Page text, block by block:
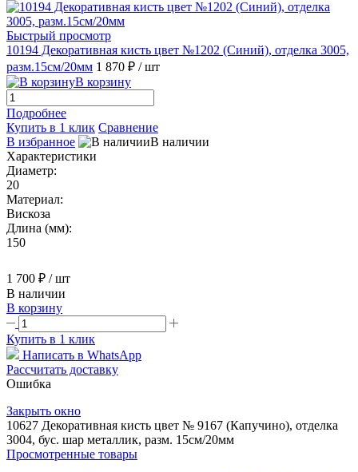
Быстрый просмотр
10194 Декоративная кисть цвет №1202 (Синий), отделка 3005,
разм.15см/20мм 1 870 ₽ / шт
В корзину
Подробнее
Купить в 1 клик Сравнение
В избранное
В наличии
Характеристики
Диаметр:
20
Материал:
Вискоза
Длина (мм):
150
1 700 ₽ / шт
В наличии
В корзину
Купить в 1 клик
Написать в WhatsApp
Рассчитать доставку
Ошибка
Закрыть окно
10627 Декоративная кисть цвет № 9167 (Капучино), отделка
3004, бус. шар металлик, разм. 15см/20мм
Просмотренные товары